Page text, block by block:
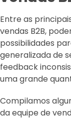
Entre as
vendas B2B,
possibilidades
generalizada de
feedback
uma grande
Compilamos
da equipe de